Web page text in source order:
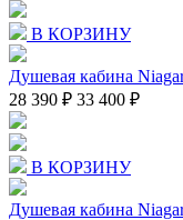
В КОРЗИНУ
Душевая кабина
28 390 ₽ 33 400 ₽
В КОРЗИНУ
Душевая кабина